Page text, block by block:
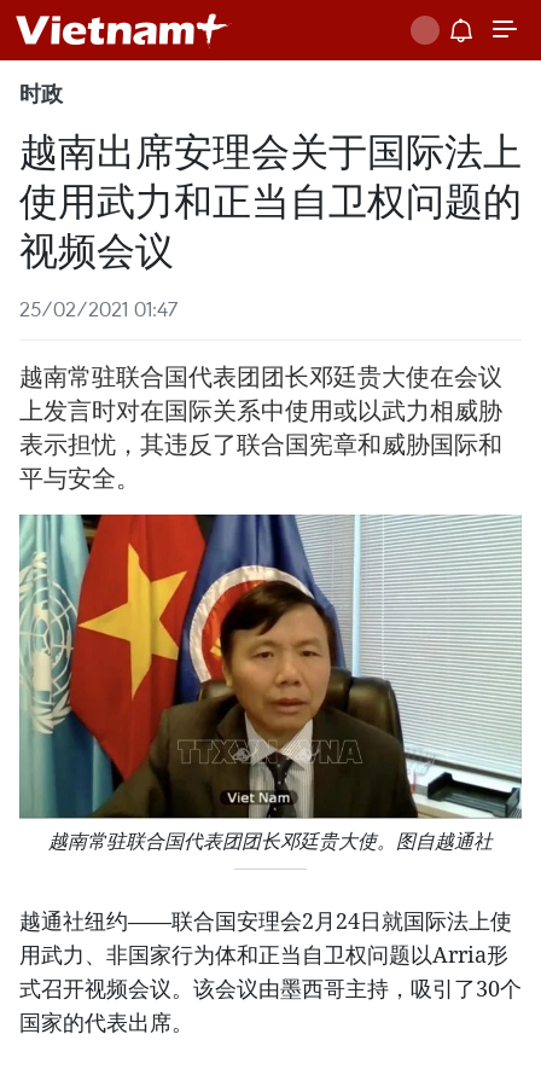
时政
越南出席安理会关于国际法上
使用武力和正当自卫权问题的
视频会议
25/02/2021 01:47
越南常驻联合国代表团团长邓廷贵大使在会议
上发言时对在国际关系中使用或以武力相威胁
表示担忧，其违反了联合国宪章和威胁国际和
平与安全。
越南常驻联合国代表团团长邓廷贵大使。图自越通社
越通社纽约——联合国安理会2月24日就国际法上使
用武力、非国家行为体和正当自卫权问题以Arria形
式召开视频会议。该会议由墨西哥主持，吸引了30个
国家的代表出席。